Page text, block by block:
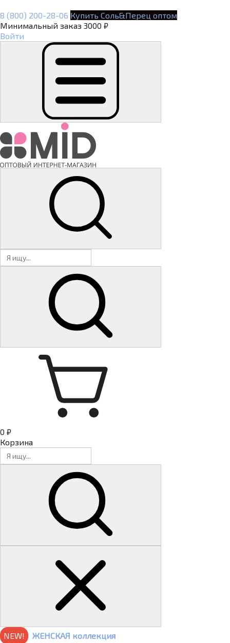
8 (800) 200-28-06 Купить Соль&Перец оптом
Минимальный заказ 3000 ₽
Войти
0 ₽
Корзина
NEW!
ЖЕНСКАЯ коллекция